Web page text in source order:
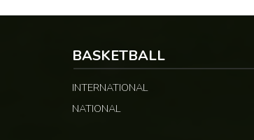
BASKETBALL
INTERNATIONAL
NATIONAL